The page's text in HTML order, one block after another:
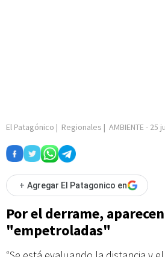
El Patagónico | Regionales | AMBIENTE- 25
+ Agregar El Patagonico en
Por el derrame,
"empetroladas"